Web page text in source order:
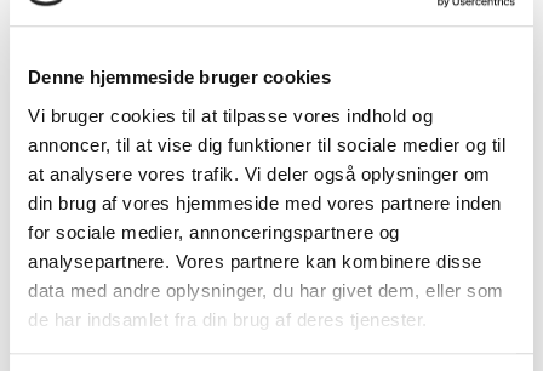
Denne hjemmeside bruger cookies
Vi bruger cookies til at tilpasse vores indhold og
annoncer, til at vise dig funktioner til sociale medier og til
at analysere vores trafik. Vi deler også oplysninger om
din brug af vores hjemmeside med vores partnere inden
for sociale medier, annonceringspartnere og
analysepartnere. Vores partnere kan kombinere disse
data med andre oplysninger, du har givet dem, eller som
de har indsamlet fra din brug af deres tjenester.
uddannelsen af fremtidens praktiserende
læger?
Videreuddannelsesudvalget arbejder for at
forbedre den almenmedicinske uddannelse på
alle trin – lige fra bachelorstudiet til
efteruddannelsen. Du er med til at sikre, at vi får
en god og relevant uddannelse.